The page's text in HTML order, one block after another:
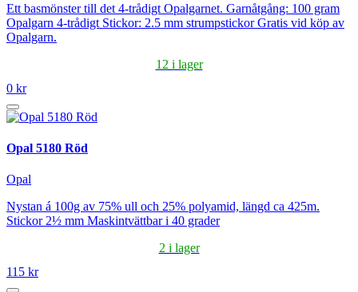
Ett basmönster till det 4-trådigt Opalgarnet. Garnåtgång: 100 gram
Opalgarn 4-trådigt Stickor: 2.5 mm strumpstickor Gratis vid köp av
Opalgarn.
12 i lager
0 kr
Opal 5180 Röd
Opal
Nystan á 100g av 75% ull och 25% polyamid, längd ca 425m.
Stickor 2½ mm Maskintvättbar i 40 grader
2 i lager
115 kr